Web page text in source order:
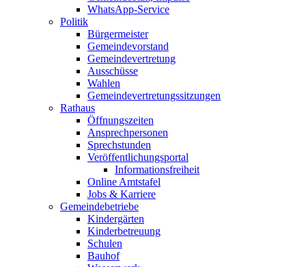
WhatsApp-Service
Politik
Bürgermeister
Gemeindevorstand
Gemeindevertretung
Ausschüsse
Wahlen
Gemeindevertretungssitzungen
Rathaus
Öffnungszeiten
Ansprechpersonen
Sprechstunden
Veröffentlichungsportal
Informationsfreiheit
Online Amtstafel
Jobs & Karriere
Gemeindebetriebe
Kindergärten
Kinderbetreuung
Schulen
Bauhof